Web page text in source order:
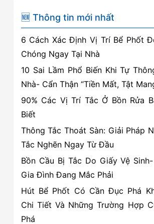
🆕 Thông tin mới nhất
6 Cách Xác Định Vị Trí Bể Phốt
Chóng Ngay Tại Nhà
10 Sai Lầm Phổ Biến Khi Tự
Nhà- Cẩn Thận “Tiền Mất, Tật
90% Các Vị Trí Tắc Ở Bồn Rửa
Biết
Thông Tắc Thoát Sàn: Giải Pháp
Tắc Nghẽn Ngay Từ Đầu
Bồn Cầu Bị Tắc Do Giấy Vệ
Gia Đình Đang Mắc Phải
Hút Bể Phốt Có Cần Đục Phá
Chi Tiết Và Những Trường Hợp
Phá